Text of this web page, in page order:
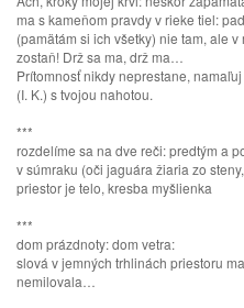
ma s kameňom pravdy v rieke tiel:
(pamätám si ich všetky) nie tam, ale
zostaň! Drž sa ma, drž ma…
Prítomnosť nikdy neprestane,
(I. K.) s tvojou nahotou.
***
rozdelíme sa na dve reči: predtým a
v súmraku (oči jaguára žiaria zo
priestor je telo, kresba myšlienka
***
dom prázdnoty: dom vetra:
slová v jemných trhlinách priestoru
nemilovala…